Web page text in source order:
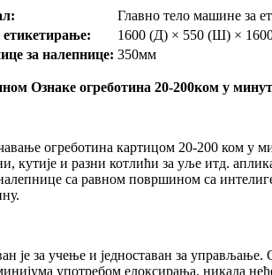
Главно тело машине за
1600 (Д) × 550 (Ш) ×
за налепнице: 350мм
Ознаке огреботина 20-200ком у
огреботина картицом 20-200 ком у
кутије и разни котлићи за уље итд.
са равном површином са
је за учење и једноставан за
употребом елоксирања, никада